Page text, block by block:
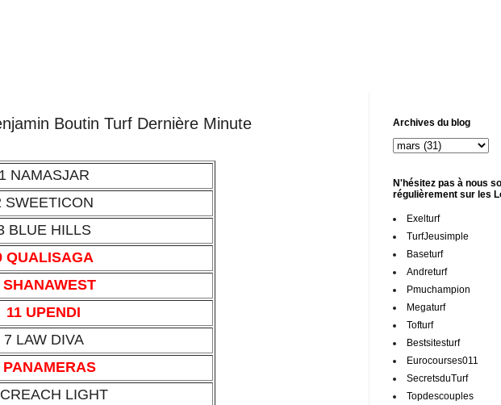
Boutin Turf Dernière Minute
1 NAMASJAR
SWEETICON
BLUE HILLS
QUALISAGA
SHANAWEST
11 UPENDI
7 LAW DIVA
PANAMERAS
LIGHT
Archives du blog
N'hésitez pas à nous
régulièrement sur les
Exelturf
TurfJeusimple
Baseturf
Andreturf
Pmuchampion
Megaturf
Tofturf
Bestsitesturf
Eurocourses011
SecretsduTurf
Topdescouples